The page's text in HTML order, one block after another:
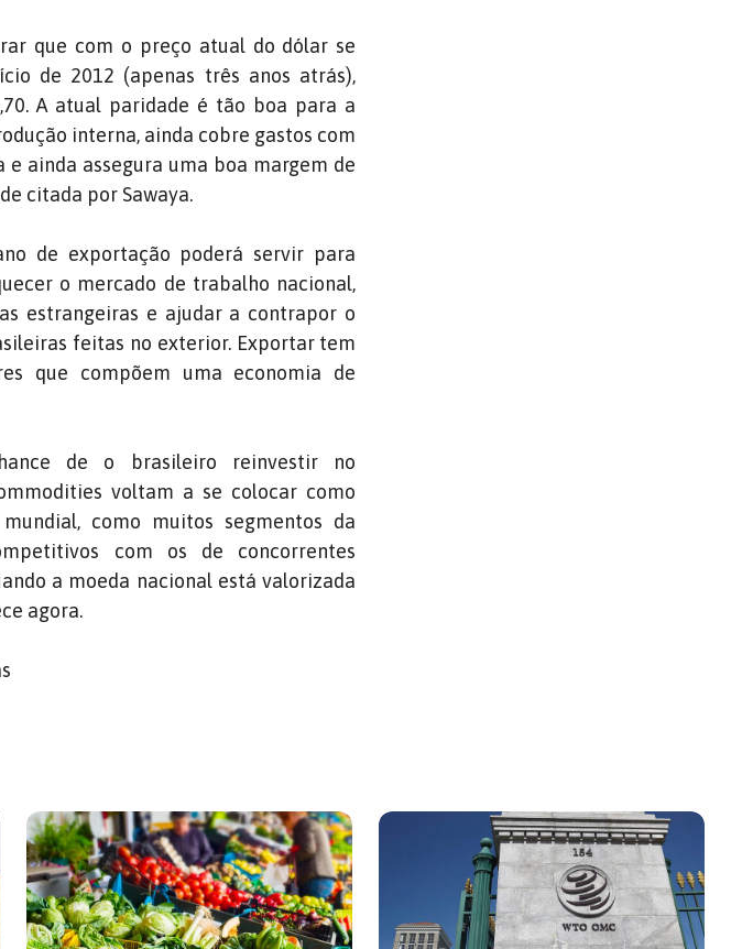
que com o preço atual do dólar se
de 2012 (apenas três anos atrás),
A atual paridade é tão boa para a
interna, ainda cobre gastos com
ainda assegura uma boa margem de
citada por Sawaya.
de exportação poderá servir para
o mercado de trabalho nacional,
estrangeiras e ajudar a contrapor o
feitas no exterior. Exportar tem
que compõem uma economia de
de o brasileiro reinvestir no
voltam a se colocar como
como muitos segmentos da
com os de concorrentes
a moeda nacional está valorizada
agora.